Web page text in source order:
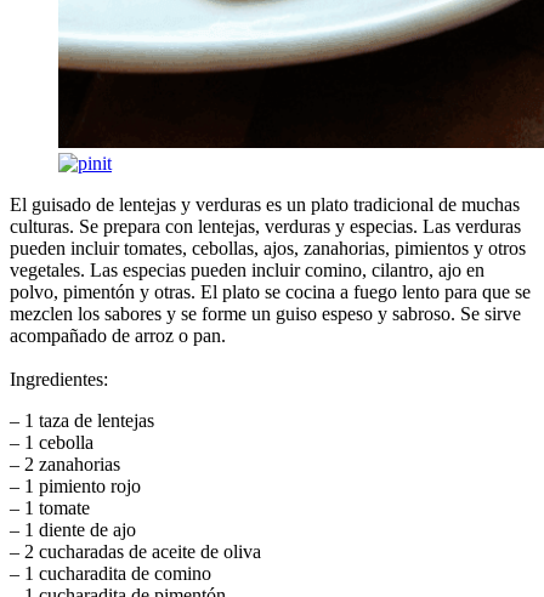
El guisado de lentejas y verduras es un plato tradicional de muchas
culturas. Se prepara con lentejas, verduras y especias. Las verduras
pueden incluir tomates, cebollas, ajos, zanahorias, pimientos y otros
vegetales. Las especias pueden incluir comino, cilantro, ajo en
polvo, pimentón y otras. El plato se cocina a fuego lento para que se
mezclen los sabores y se forme un guiso espeso y sabroso. Se sirve
acompañado de arroz o pan.
Ingredientes:
– 1 taza de lentejas
– 1 cebolla
– 2 zanahorias
– 1 pimiento rojo
– 1 tomate
– 1 diente de ajo
– 2 cucharadas de aceite de oliva
– 1 cucharadita de comino